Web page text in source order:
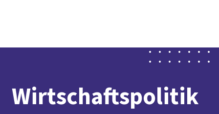
Service
Mitmachen
Wirtschaftspolitik